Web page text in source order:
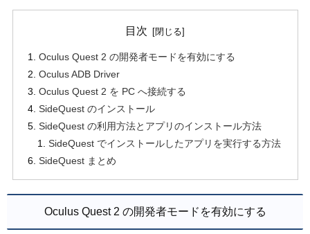
目次
Oculus Quest 2 の開発者モードを有効にする
Oculus ADB Driver
Oculus Quest 2 を PC へ接続する
SideQuest のインストール
SideQuest の利用方法とアプリのインストール方法
SideQuest でインストールしたアプリを実行する方法
SideQuest まとめ
Oculus Quest 2 の開発者モードを有効にする